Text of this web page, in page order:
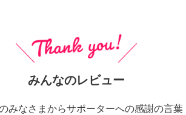
みんなのレビュー
みなさまからサポーターへの感謝の言葉